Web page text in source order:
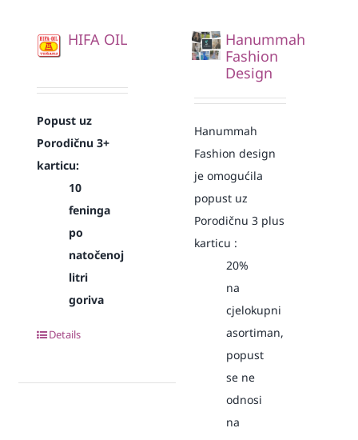
HIFA OIL
Popust uz
Porodičnu 3+
karticu:
10
feninga
po
natočenoj
litri
goriva
Details
Hanummah
Fashion
Design
Hanummah
Fashion design
je omogućila
popust uz
Porodičnu 3 plus
karticu :
20%
na
cjelokupni
asortiman,
popust
se ne
odnosi
na